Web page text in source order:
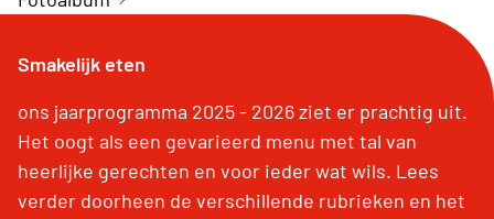
Smakelijk eten
ons jaarprogramma 2025 - 2026 ziet er prachtig uit.
Het oogt als een gevarieerd menu met tal van
heerlijke gerechten en voor ieder wat wils. Lees
verder doorheen de verschillende rubrieken en het